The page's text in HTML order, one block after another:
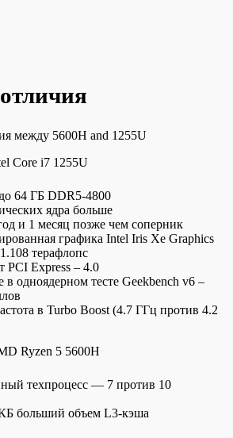
между 5600H and 1255U
Core i7 1255U
64 ГБ DDR5-4800
ядра больше
и 1 месяц позже чем соперник
графика Intel Iris Xe Graphics
терафлопс
PCI Express – 4.0
в одноядерном тесте Geekbench v6 –
в Turbo Boost (4.7 ГГц против 4.2
Ryzen 5 5600H
техпроцесс — 7 против 10
больший объем L3-кэша